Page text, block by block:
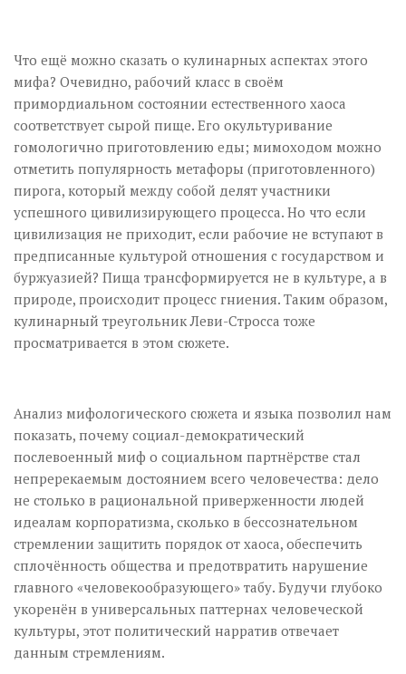
Что ещё можно сказать о кулинарных аспектах этого
мифа? Очевидно, рабочий класс в своём
примордиальном состоянии естественного хаоса
соответствует сырой пище. Его окультуривание
гомологично приготовлению еды; мимоходом можно
отметить популярность метафоры (приготовленного)
пирога, который между собой делят участники
успешного цивилизирующего процесса. Но что если
цивилизация не приходит, если рабочие не вступают в
предписанные культурой отношения с государством и
буржуазией? Пища трансформируется не в культуре, а в
природе, происходит процесс гниения. Таким образом,
кулинарный треугольник Леви-Стросса тоже
просматривается в этом сюжете.
Анализ мифологического сюжета и языка позволил нам
показать, почему социал-демократический
послевоенный миф о социальном партнёрстве стал
непререкаемым достоянием всего человечества: дело
не столько в рациональной приверженности людей
идеалам корпоратизма, сколько в бессознательном
стремлении защитить порядок от хаоса, обеспечить
сплочённость общества и предотвратить нарушение
главного «человекообразующего» табу. Будучи глубоко
укоренён в универсальных паттернах человеческой
культуры, этот политический нарратив отвечает
данным стремлениям.